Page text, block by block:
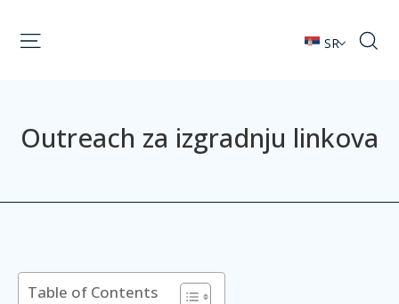
SR
Outreach za izgradnju linkova
Table of Contents